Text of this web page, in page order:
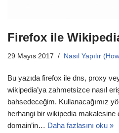
Firefox ile
29 Mayıs 2017 Nasıl Yapılır
Bu yazıda firefox ile dns, proxy
wikipedia’ya zahmetsizce nasıl
bahsedeceğim. Kullanacağımız
herhangi bir wikipedia makalesine
domain’in… Daha fazlasını oku »